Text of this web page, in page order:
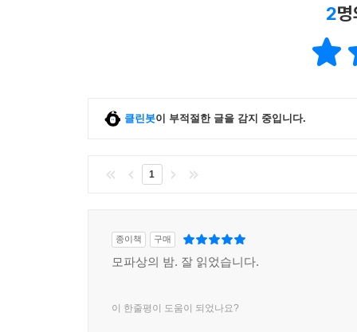
2
클린봇이 부적절한 글을 감지 중입니다.
1
종이책 구매
모파상의 밤. 잘 읽었습니다.
이 한줄평이 도움이 되었나요?